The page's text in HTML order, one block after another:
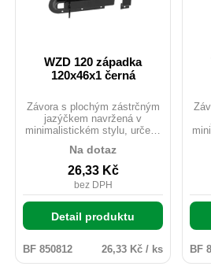
WZD 120 západka
120x46x1 černá
Závora s plochým zástrčným
jazýčkem navržená v
minimalistickém stylu, určená
beden. Zabraňuje
samovolnému otevření nebo
pohybu dvířek a vík.
Na dotaz
26,33 Kč
bez DPH
Detail produktu
BF 850812 26,33 Kč / ks BF